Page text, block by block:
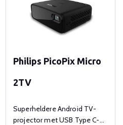
Philips PicoPix Micro
2TV
Superheldere Android TV-
projector met USB Type C-